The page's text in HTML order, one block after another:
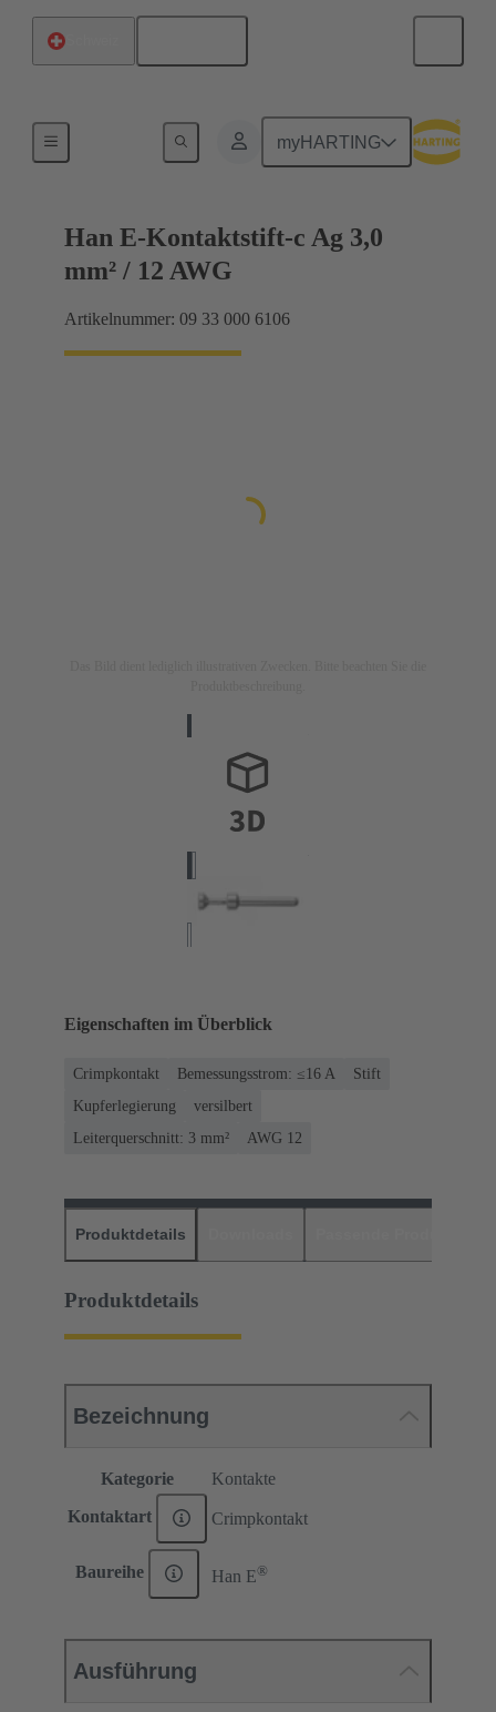
myHARTING
Han E-Kontaktstift-c Ag 3,0
mm² / 12 AWG
Artikelnummer: 09 33 000 6106
Eigenschaften im Überblick
Crimpkontakt Bemessungsstrom: ≤16 A
Stift
Kupferlegierung
versilbert
Leiterquerschnitt: 3 mm²
AWG 12
Produktdetails
Produktdetails
Bezeichnung
Kategorie Kontakte
Kontaktart Crimpkontakt
Baureihe Han E®
Ausführung